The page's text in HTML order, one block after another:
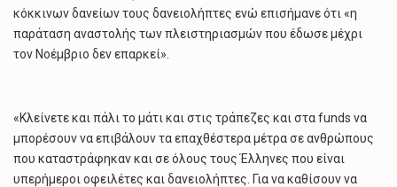
κόκκινων δανείων τους δανειολήπτες ενώ επισήμανε ότι «η
παράταση αναστολής των πλειστηριασμών που έδωσε μέχρι
τον Νοέμβριο δεν επαρκεί».
«Κλείνετε και πάλι το μάτι και στις τράπεζες και στα funds να
μπορέσουν να επιβάλουν τα επαχθέστερα μέτρα σε ανθρώπους
που καταστράφηκαν και σε όλους τους Έλληνες που είναι
υπερήμεροι οφειλέτες και δανειολήπτες. Για να καθίσουν να